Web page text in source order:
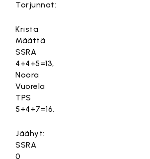
Torjunnat:
Krista
Määttä
SSRA
4+4+5=13,
Noora
Vuorela
TPS
5+4+7=16.
Jäähyt:
SSRA
0